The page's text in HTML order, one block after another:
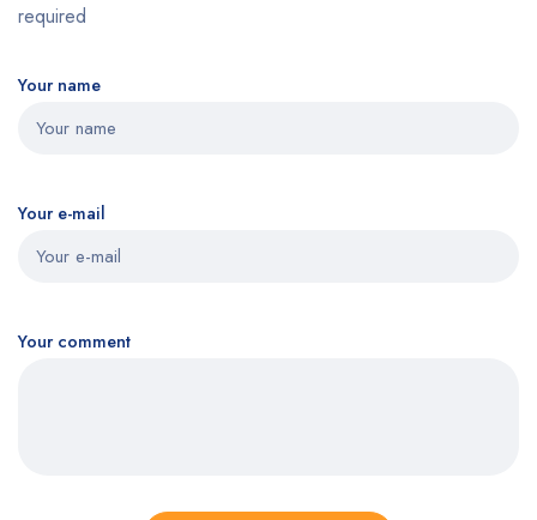
required
Your name
Your e-mail
Your comment